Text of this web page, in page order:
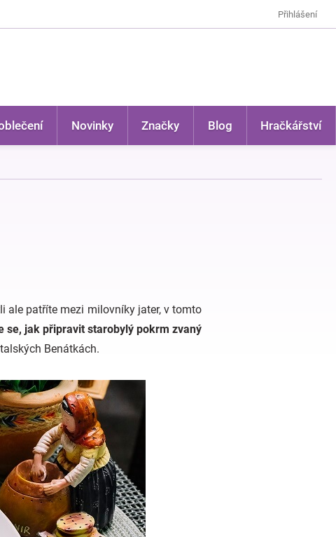
Přihlášení
Novinky Značky Blog Hračkářství
ale patříte mezi milovníky jater, v tomto
se, jak připravit starobylý pokrm zvaný
Benátkách.